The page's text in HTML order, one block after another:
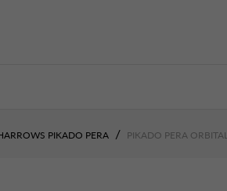
PIKADO PERA PIKADO PERA